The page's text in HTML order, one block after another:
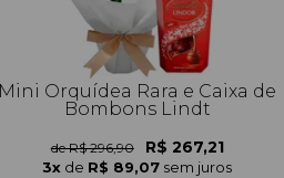
Mini Orquídea Rara e Caixa de
Bombons Lindt
de R$ 296,90 R$ 267,21
3x de R$ 89,07 sem juros